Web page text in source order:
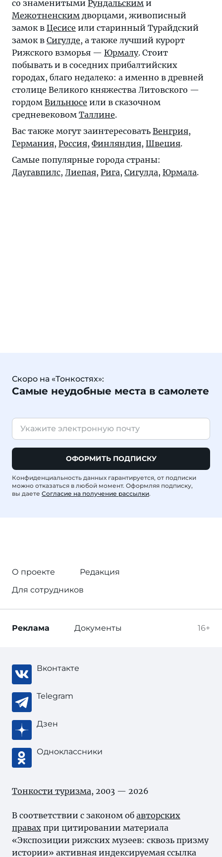
со знаменитыми Рундальским и
Межотненским дворцами, живописный
замок в Цесисе или старинный Турайдский
замок в Сигулде, а также лучший курорт
Рижского взморья — Юрмалу. Стоит
побывать и в соседних прибалтийских
городах, благо недалеко: а именно в древней
столице Великого княжества Литовского —
гордом Вильнюсе или в сказочном
средневековом Таллине.
Вас также могут заинтересовать Венгрия,
Германия, Россия, Финляндия, Швеция.
Самые популярные города страны:
Даугавпилс, Лиепая, Рига, Сигулда, Юрмала.
Скоро на «Тонкостях»:
Самые неудобные места в самолете
ОФОРМИТЬ ПОДПИСКУ
Конфиденциальность данных гарантируется, от подписки
можно отказаться в любой момент. Оформляя подписку,
вы даете Согласие на получение рассылки.
О проекте
Редакция
Для сотрудников
16+
Реклама Документы
Вконтакте
Telegram
Дзен
Одноклассники
Тонкости туризма, 2003 — 2026
В соответствии с законом об авторских
правах при цитировании материала
«Экспозиции рижских музеев: сквозь призму
истории» активная индексируемая ссылка